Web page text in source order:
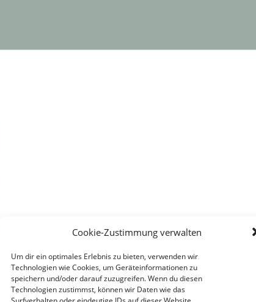
Cookie-Zustimmung verwalten
Um dir ein optimales Erlebnis zu bieten, verwenden wir
Technologien wie Cookies, um Geräteinformationen zu
speichern und/oder darauf zuzugreifen. Wenn du diesen
Technologien zustimmst, können wir Daten wie das